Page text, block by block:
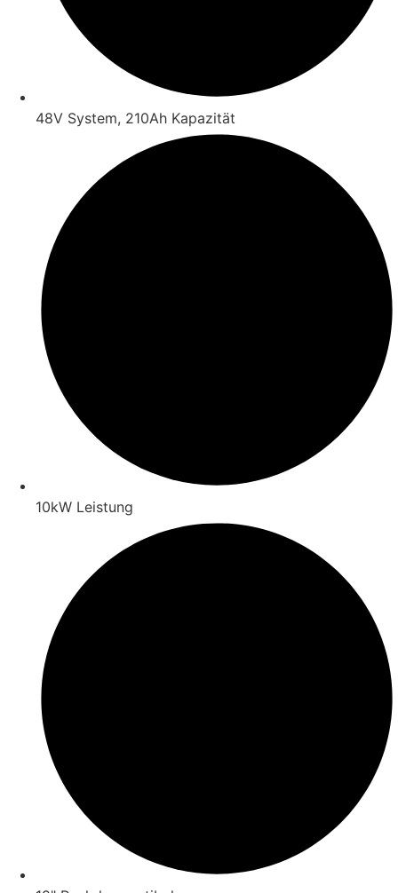
48V System, 210Ah Kapazität
10kW Leistung